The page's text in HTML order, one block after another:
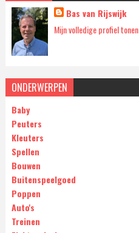
Bas van Rijswijk
Mijn volledige profiel tonen
ONDERWERPEN
Baby
Peuters
Kleuters
Spellen
Bouwen
Buitenspeelgoed
Poppen
Auto's
Treinen